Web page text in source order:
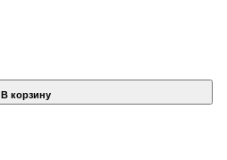
В корзину